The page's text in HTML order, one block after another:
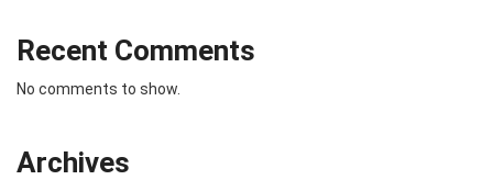
Recent Comments
No comments to show.
Archives